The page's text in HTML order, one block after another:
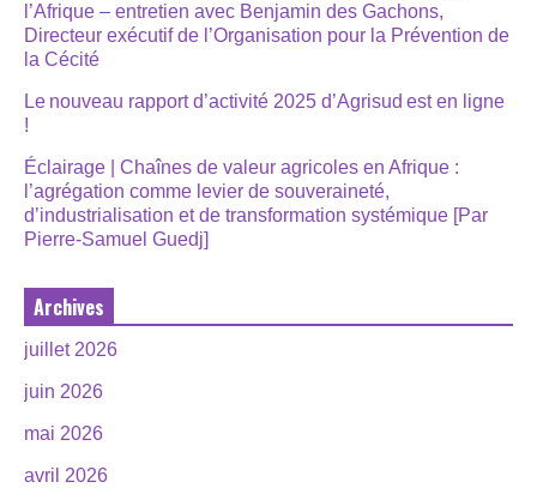
l’Afrique – entretien avec Benjamin des Gachons,
Directeur exécutif de l’Organisation pour la Prévention de
la Cécité
Le nouveau rapport d’activité 2025 d’Agrisud est en ligne
!
Éclairage | Chaînes de valeur agricoles en Afrique :
l’agrégation comme levier de souveraineté,
d’industrialisation et de transformation systémique [Par
Pierre-Samuel Guedj]
Archives
juillet 2026
juin 2026
mai 2026
avril 2026